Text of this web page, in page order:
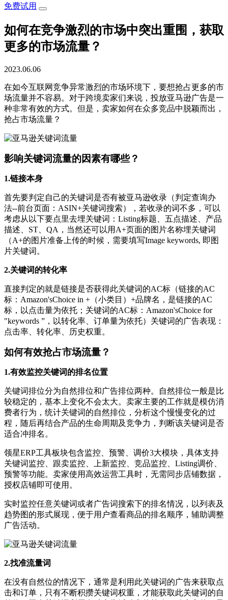
免费试用
如何在竞争激烈的市场中突出重围，获取
更多的市场流量？
2023.06.06
在如今互联网竞争异常激烈的市场环境下，要想抢占更多的市
场流量并不容易。对于跨境卖家们来说，投放亚马逊广告是一
种非常有效的方式。但是，卖家如何在众多竞品中脱颖而出，
抢占市场流量？
影响关键词流量的因素有哪些？
1.链接本身
首先要判定自己的关键词是否有被亚马逊收录（判定查询办
法--前台页面：ASIN+关键词搜索），若收录的词不多，可以
考虑从以下要点里去埋关键词：Listing标题、五点描述、产品
描述、ST、QA，当然还可以用A+页面的图片名称埋关键词
（A+的图片准备上传的时候，需要填写Image keywords, 即图
片关键词。
2.关键词的转化率
直接判定的就是链接是否获得此关键词的AC标（链接的AC
标：Amazon'sChoice in +（小类目）+品牌名，是链接的AC
标，以点击量为依托；关键词的AC标：Amazon'sChoice for
"keywords ”，以转化率、订单量为依托）关键词的广告表现：
点击率、转化率、历史权重。
如何有效抢占市场流量？
1.有效监控关键词的排名位置
关键词排位分为自然排位和广告排位两种。自然排位一般是比
较稳定的，基本上变化不会太大。卖家主要的工作就是模仿消
费者行为，统计关键词的自然排位，分析这个慢慢变化的过
程，随后再结合产品的生命周期及竞争力，判断该关键词是否
适合冲排名。
领星ERP工具板块包含监控、预警、调价3大模块，具体支持
关键词监控、跟卖监控、上新监控、竞品监控、Listing调价、
预警等功能。卖家使用高效运营工具时，无需同步店铺数据，
授权店铺即可使用。
实时监控任意关键词或者广告词搜索下的排名情况，以列表及
趋势图的形式展现，便于用户查看商品的排名顺序，辅助调整
广告活动。
2.找准流量词
在没有自然位的情况下，通常是利用此关键词的广告来获取点
击和订单，只有不断积攒关键词权重，才能获取此关键词的自